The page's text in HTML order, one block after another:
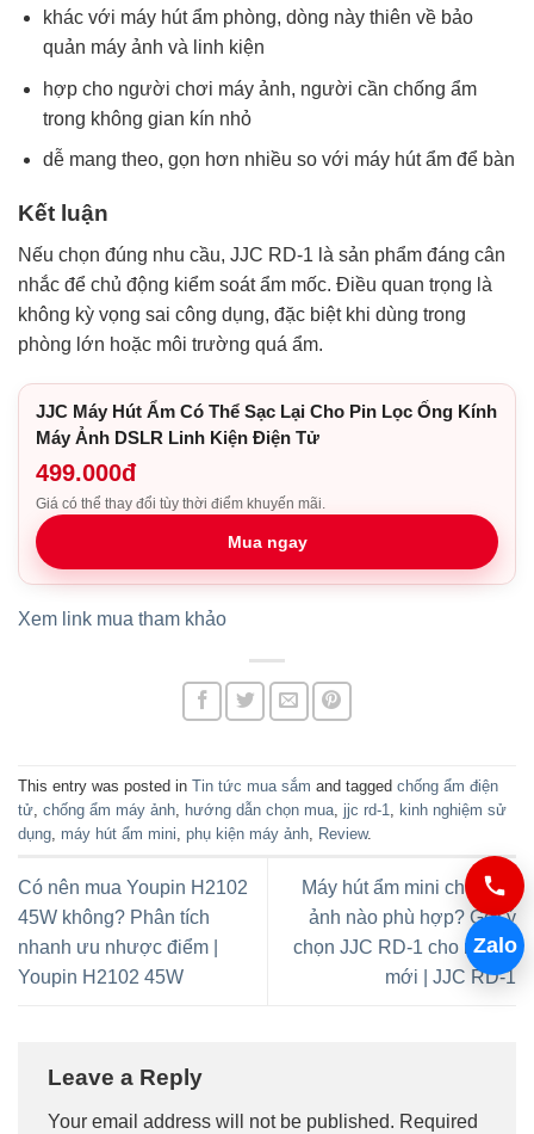
khác với máy hút ẩm phòng, dòng này thiên về bảo
quản máy ảnh và linh kiện
hợp cho người chơi máy ảnh, người cần chống ẩm
trong không gian kín nhỏ
dễ mang theo, gọn hơn nhiều so với máy hút ẩm để bàn
Kết luận
Nếu chọn đúng nhu cầu, JJC RD-1 là sản phẩm đáng cân
nhắc để chủ động kiểm soát ẩm mốc. Điều quan trọng là
không kỳ vọng sai công dụng, đặc biệt khi dùng trong
phòng lớn hoặc môi trường quá ẩm.
JJC Máy Hút Ẩm Có Thể Sạc Lại Cho Pin Lọc Ống Kính
Máy Ảnh DSLR Linh Kiện Điện Tử
499.000đ
Giá có thể thay đổi tùy thời điểm khuyến mãi.
Mua ngay
Xem link mua tham khảo
This entry was posted in Tin tức mua sắm and tagged chống ẩm điện
tử chống ẩm máy ảnh hướng dẫn chọn mua jjc rd-1
kinh nghiệm sử
dụng máy hút ẩm mini phụ kiện máy ảnh Review.
Có nên mua Youpin H2102
45W không? Phân tích
nhanh ưu nhược điểm |
Youpin H2102 45W
Máy hút ẩm mini cho máy
ảnh nào phù hợp? Gợi ý
chọn JJC RD-1 cho người
mới | JJC RD-1
Leave a Reply
Your email address will not be published. Required
Zalo